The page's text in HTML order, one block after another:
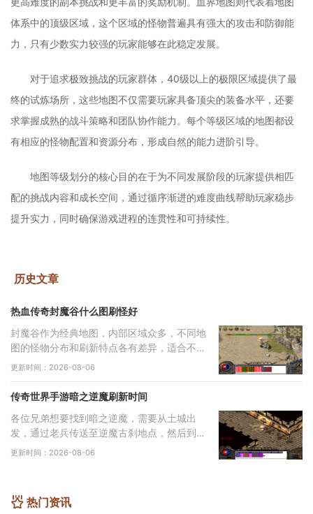
体系中的顶级区域，这个区域的怪物普遍具有强大的攻击和防御能
力，只有少数实力较强的玩家能够在此稳定发展。
对于追求极致挑战的玩家群体，40级以上的极限区域提供了最
终的试炼场所，这些地图不仅需要玩家具备顶尖的装备水平，还要
求掌握成熟的战斗策略和团队协作能力。每个等级区域的地图都设
有相应的怪物配置和资源分布，形成自然的能力进阶引导。
地图等级划分的核心目的在于为不同发展阶段的玩家提供相匹
配的挑战内容和成长空间，通过循序渐进的难度曲线帮助玩家稳步
提升实力，同时确保游戏进程的连贯性和可持续性。
历史文章
热血传奇封魔谷什么图刷怪好
封魔谷作为经典地图，内部区域众多，不同地
图的怪物分布和刷新特点各有差异，适合不同
类型的玩家需求。从综合角度来看，纵横道作
点，
更新时间：2026-08-06
传奇世界手游暗之逆魔刷新时间
各位兄弟想要找到暗之逆魔，需要从土城出
发，通过老兵传送至逆魔古刹地点，然后到达
四层，穿越逆魔阵。在逆魔阵中，咱们需要先
更新时间：2026-08-06
热门资讯